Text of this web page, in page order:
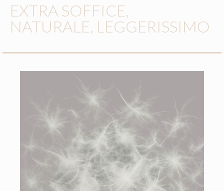
EXTRA SOFFICE,
NATURALE, LEGGERISSIMO